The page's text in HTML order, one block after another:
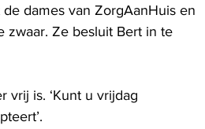
dames van ZorgAanHuis en
zwaar. Ze besluit Bert in te
vrij is. ‘Kunt u vrijdag